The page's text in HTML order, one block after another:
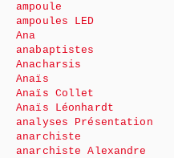
ampoule
ampoules LED
Ana
anabaptistes
Anacharsis
Anaïs
Anaïs Collet
Anaïs Léonhardt
analyses Présentation
anarchiste
anarchiste Alexandre